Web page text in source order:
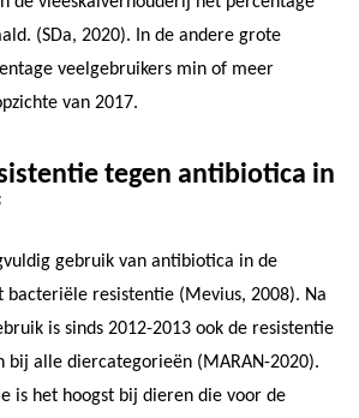
(SDa, 2020). In de andere grote
veelgebruikers min of meer
van 2017.
tegen antibiotica in
gebruik van antibiotica in de
resistentie (Mevius, 2008). Na
is sinds 2012-2013 ook de resistentie
bij alle diercategorieën (MARAN-2020).
is het hoogst bij dieren die voor de